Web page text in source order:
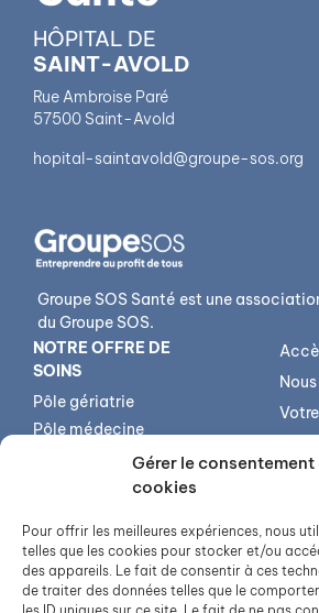
Gérer le consentement
cookies
Pour offrir les meilleures expériences, nous
telles que les cookies pour stocker et/ou
des appareils. Le fait de consentir à ces
de traiter des données telles que le
HÔPITAL DE
SAINT-AVOLD
Rue Ambroise Paré
57500 Saint-Avold
hopital-saintavold@groupe-sos.org
Groupe SOS Santé est une
du Groupe SOS.
NOTRE OFFRE DE
SOINS
Pôle gériatrie
Pôle médecine
Centre médico-
Services transversaux
Imagerie médicale
USIP – Réanimation –
Votre